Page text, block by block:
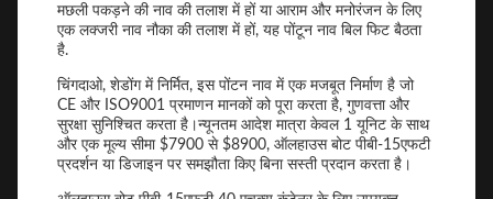
मछली पकड़ने की नाव की तलाश में हों या आराम और मनोरंजन के लिए
एक लक्जरी नाव नौका की तलाश में हों, यह पोंटून नाव बिल फिट बैठता
है.
चिंगदाओ, शेडोंग में निर्मित, इस पोंटन नाव में एक मजबूत निर्माण है जो
CE और ISO9001 प्रमाणन मानकों को पूरा करता है, गुणवत्ता और
सुरक्षा सुनिश्चित करता है।न्यूनतम आदेश मात्रा केवल 1 यूनिट के साथ
और एक मूल्य सीमा $7900 से $8900, ऑलहाउस बोट पीबी-15एफटी
प्रदर्शन या डिजाइन पर समझौता किए बिना सस्ती प्रदान करता है।